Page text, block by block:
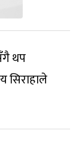
थप
सिराहाले